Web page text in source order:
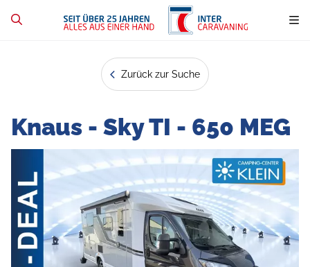
Zurück zur Suche
Knaus - Sky TI - 650 MEG